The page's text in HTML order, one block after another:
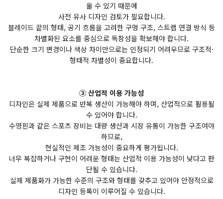
울 수 있기 때문에
사전 유사 디자인 검토가 필요합니다.
블레이드 끝의 형태, 공기 흐름을 고려한 구멍 구조, 스트랩 연결 방식 등
차별화된 요소를 중심으로 독창성을 확보해야 합니다.
단순한 크기 변경이나 색상 차이만으로는 인정되기 어려우므로 구조적·
형태적 차별성이 중요합니다.
③ 산업적 이용 가능성
디자인은 실제 제품으로 반복 생산이 가능해야 하며, 산업적으로 활용될
수 있어야 합니다.
수영핀과 같은 스포츠 장비는 대량 생산과 시장 유통이 가능한 구조여야
하므로,
현실적인 제조 가능성이 중요하게 평가됩니다.
너무 복잡하거나 구현이 어려운 형태는 산업적 이용 가능성이 낮다고 판
단될 수 있습니다.
실제 제품화가 가능한 수준의 구조와 형태를 갖추고 있어야 안정적으로
디자인 등록이 이루어질 수 있습니다.